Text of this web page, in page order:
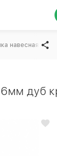
навесная СН-
дуб